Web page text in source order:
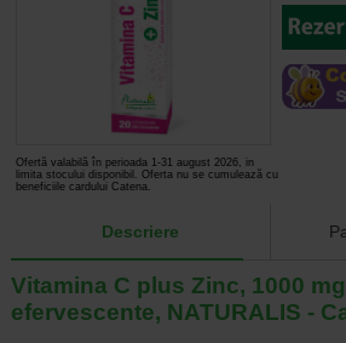
Ofertă valabilă în perioada 1-31 august 2026, in
limita stocului disponibil. Oferta nu se cumulează cu
beneficiile cardului Catena.
Descriere
Vitamina C plus Zinc, 1000
efervescente, NATURALIS -